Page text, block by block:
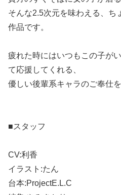
そんな2.5次元を味わえる、ち
作品です。
疲れた時にはいつもこの子が
て応援してくれる、
優しい後輩系キャラのご奉仕
■スタッフ
CV:利香
イラスト:たん
台本:ProjectE.L.C